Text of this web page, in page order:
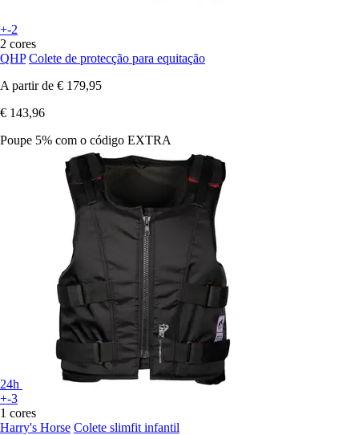
+-2
2 cores
QHP Colete de protecção para equitação
A partir de € 179,95
€ 143,96
Poupe 5% com o código EXTRA
24h
+-3
1 cores
Harry's Horse Colete slimfit infantil